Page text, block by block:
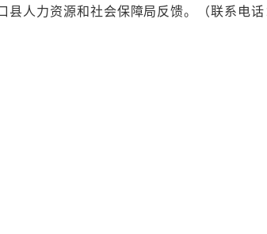
县人力资源和社会保障局反馈。（联系电